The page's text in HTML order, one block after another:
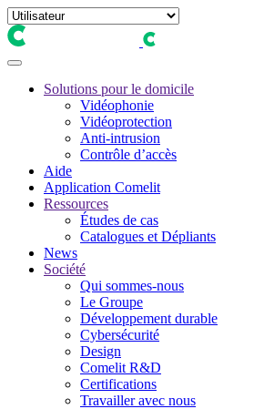
Solutions pour le domicile
Vidéophonie
Vidéoprotection
Anti-intrusion
Contrôle d’accès
Aide
Application Comelit
Ressources
Études de cas
Catalogues et Dépliants
News
Société
Qui sommes-nous
Le Groupe
Développement durable
Cybersécurité
Design
Comelit R&D
Certifications
Travailler avec nous